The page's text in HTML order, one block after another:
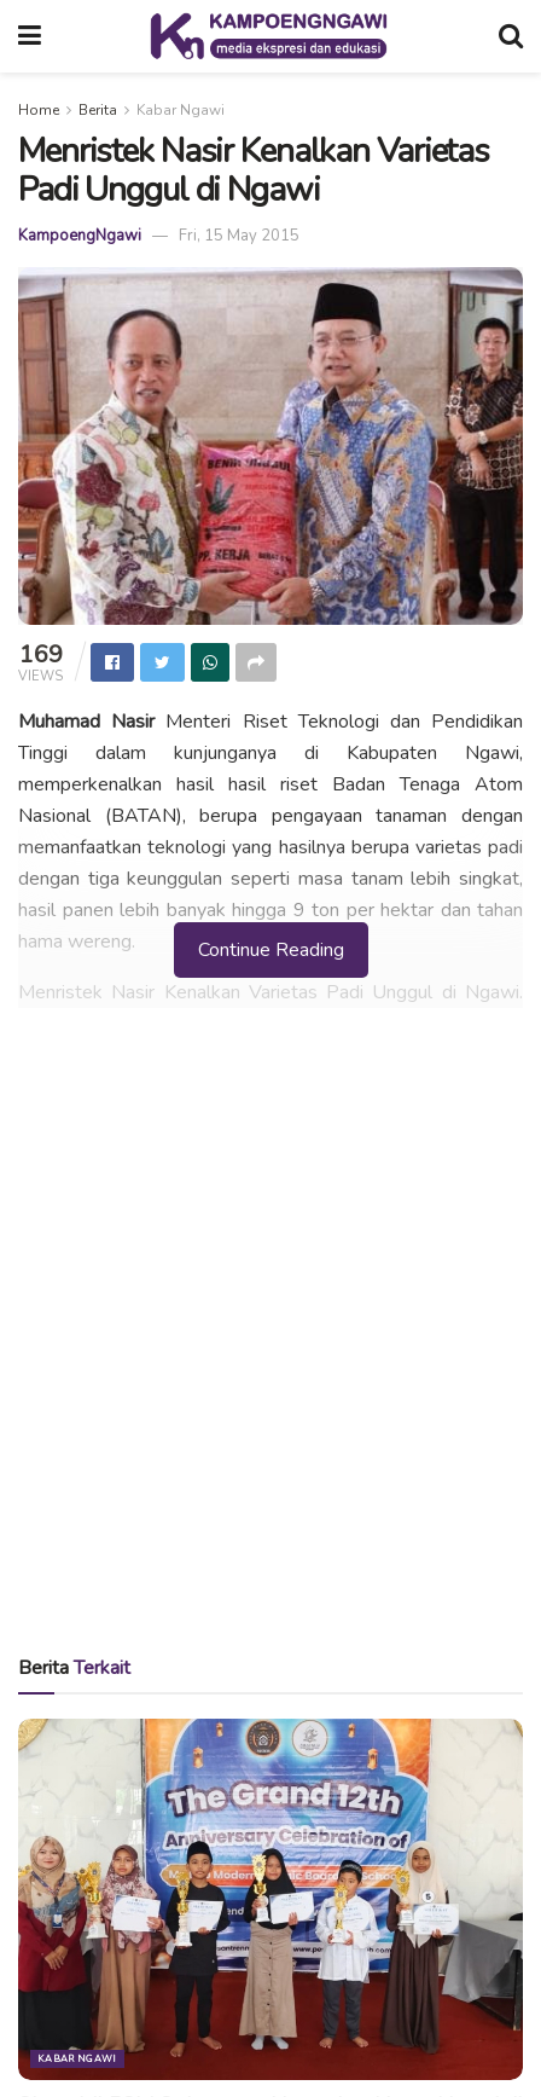
Home Berita Kabar Ngawi
Menristek Nasir Kenalkan Varietas
Padi Unggul di Ngawi
KampoengNgawi Fri, 15 May 2015
169
VIEWS
Muhamad NasirMenteri Riset Teknologi dan Pendidikan
Tinggi dalam kunjunganya di Kabupaten Ngawi,
memperkenalkan hasil hasil riset Badan Tenaga Atom
Nasional (BATAN), berupa pengayaan tanaman dengan
memanfaatkan teknologi yang hasilnya berupa varietas padi
dengan tiga keunggulan seperti masa tanam lebih singkat,
hasil panen lebih banyak hingga 9 ton per hektar dan tahan
hama wereng.
Menristek Nasir Kenalkan Varietas Padi Unggul di Ngawi.
terobosan mencari energi alternatif tentunya dengan
Wedya GrahaKabupaten Ngawi,
Pihaknya juga akan membangun 5 reaktor Nuclear Power
Bank (NPB) salah satunya di Serpong Jawa Barat dengan
kapasitas 30 ribu Mega Watt. Meski demikian upaya
tersebut masih dalam riset yang dikembangkan menuju
closing pada tahun 2019 mendatang.
Continue Reading
Tags: kunjungan menristek ke ngawi m nasir
menristek
menristek putra ngawi
BeritaTerkait
KABAR NGAWI